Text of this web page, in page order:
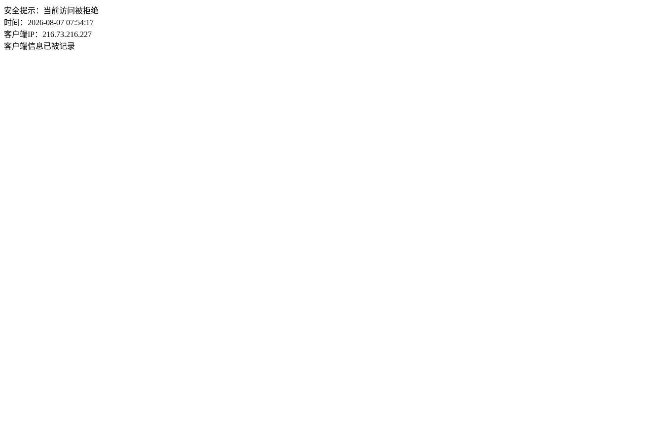
安全提示：当前访问被拒绝
时间：2026-08-07 07:54:17
客户端IP：216.73.216.227
客户端信息已被记录